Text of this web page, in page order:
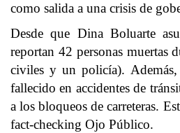
como salida a una crisis de
Desde que Dina Boluarte
reportan 42 personas muertas
civiles y un policía).
fallecido en accidentes de
a los bloqueos de carreteras.
fact-checking Ojo Público.